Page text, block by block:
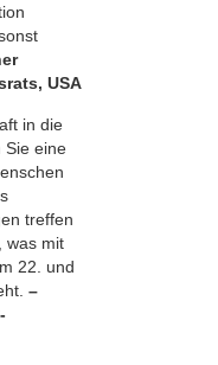
USA
in die
Sie eine
treffen
was mit
22. und
–